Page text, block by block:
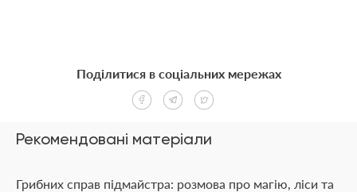
Рекомендовані матеріали
Грибних справ підмайстра: розмова про магію, ліси та
Поділитися в соціальних мережах